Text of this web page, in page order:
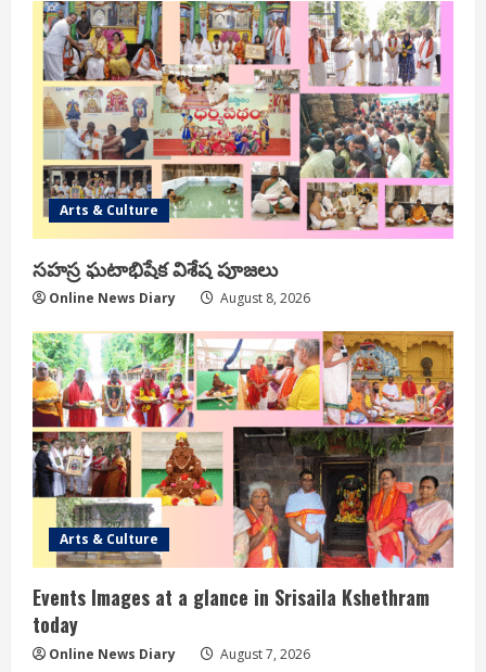
Arts & Culture
సహస్ర ఘటాభిషేక విశేష పూజలు
Online News Diary August 8, 2026
Arts & Culture
Events Images at a glance in Srisaila Kshethram
today
Online News Diary August 7, 2026